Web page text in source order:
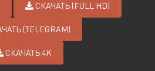
СКАЧАТЬ (FULL HD)
(TELEGRAM)
СКАЧАТЬ 4K